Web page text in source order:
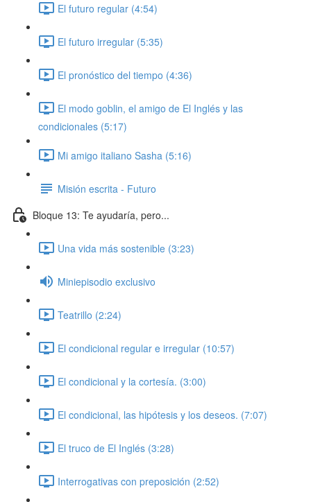
El futuro regular (4:54)
El futuro irregular (5:35)
El pronóstico del tiempo (4:36)
El modo goblin, el amigo de El Inglés y las
condicionales (5:17)
Mi amigo italiano Sasha (5:16)
Misión escrita - Futuro
Bloque 13: Te ayudaría, pero...
Una vida más sostenible (3:23)
Miniepisodio exclusivo
Teatrillo (2:24)
El condicional regular e irregular (10:57)
El condicional y la cortesía. (3:00)
El condicional, las hipótesis y los deseos. (7:07)
El truco de El Inglés (3:28)
Interrogativas con preposición (2:52)